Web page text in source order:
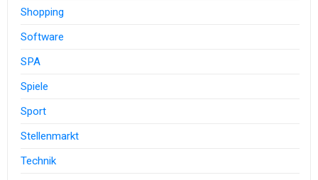
Shopping
Software
SPA
Spiele
Sport
Stellenmarkt
Technik